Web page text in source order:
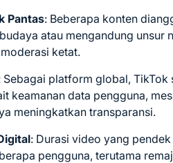
Pantas: Beberapa konten
atau mengandung unsur
ketat.
Sebagai platform global, TikTok
keamanan data pengguna,
meningkatkan transparansi.
: Durasi video yang
pengguna, terutama